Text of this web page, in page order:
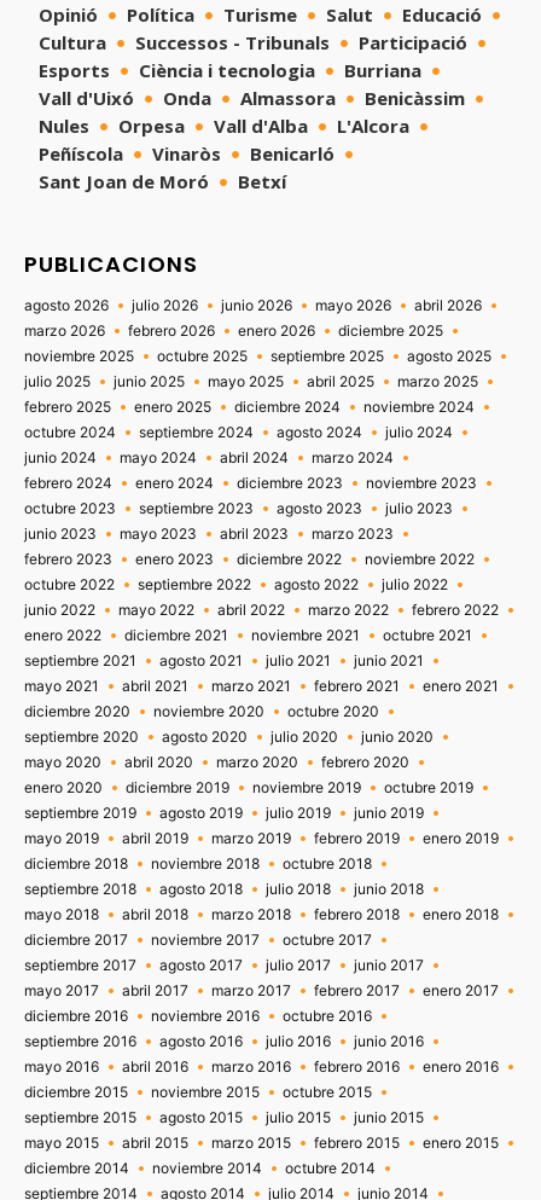
Opinió
Política Turisme Salut
Educació
Cultura
Successos - Tribunals
Participació
Esports
Ciència i tecnologia
Burriana
Vall d'Uixó
Onda Almassora
Benicàssim
Nules
Orpesa Vall d'Alba
L'Alcora
Peñíscola
Vinaròs
Benicarló
Sant Joan de Moró
Betxí
PUBLICACIONS
agosto 2026 julio 2026 junio 2026 mayo 2026
abril 2026
marzo 2026
febrero 2026 enero 2026
diciembre 2025
noviembre 2025
octubre 2025 septiembre 2025
agosto 2025
julio 2025
junio 2025 mayo 2025 abril 2025
marzo 2025
febrero 2025
enero 2025 diciembre 2024
noviembre 2024
octubre 2024
septiembre 2024 agosto 2024
julio 2024
junio 2024
mayo 2024 abril 2024
marzo 2024
febrero 2024
enero 2024 diciembre 2023
noviembre 2023
octubre 2023
septiembre 2023 agosto 2023
julio 2023
junio 2023
mayo 2023 abril 2023
marzo 2023
febrero 2023
enero 2023 diciembre 2022
noviembre 2022
octubre 2022
septiembre 2022 agosto 2022
julio 2022
junio 2022
mayo 2022 abril 2022 marzo 2022
febrero 2022
enero 2022
diciembre 2021 noviembre 2021
octubre 2021
septiembre 2021
agosto 2021 julio 2021
junio 2021
mayo 2021
abril 2021 marzo 2021 febrero 2021
enero 2021
diciembre 2020
noviembre 2020
octubre 2020
septiembre 2020
agosto 2020 julio 2020
junio 2020
mayo 2020
abril 2020 marzo 2020
febrero 2020
enero 2020
diciembre 2019 noviembre 2019
octubre 2019
septiembre 2019
agosto 2019 julio 2019
junio 2019
mayo 2019
abril 2019 marzo 2019 febrero 2019
enero 2019
diciembre 2018
noviembre 2018
octubre 2018
septiembre 2018
agosto 2018 julio 2018
junio 2018
mayo 2018
abril 2018 marzo 2018 febrero 2018
enero 2018
diciembre 2017
noviembre 2017
octubre 2017
septiembre 2017
agosto 2017 julio 2017
junio 2017
mayo 2017
abril 2017 marzo 2017 febrero 2017
enero 2017
diciembre 2016
noviembre 2016
octubre 2016
septiembre 2016
agosto 2016 julio 2016
junio 2016
mayo 2016
abril 2016 marzo 2016 febrero 2016
enero 2016
diciembre 2015
noviembre 2015
octubre 2015
septiembre 2015
agosto 2015 julio 2015
junio 2015
mayo 2015
abril 2015 marzo 2015 febrero 2015
enero 2015
diciembre 2014
noviembre 2014
octubre 2014
septiembre 2014
agosto 2014 julio 2014 junio 2014